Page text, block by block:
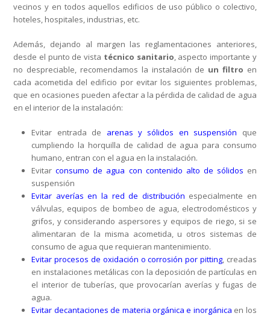
vecinos y en todos aquellos edificios de uso público o colectivo,
hoteles, hospitales, industrias, etc.
Además, dejando al margen las reglamentaciones anteriores,
desde el punto de vista técnico sanitario , aspecto importante y
no despreciable, recomendamos la instalación de un filtro en
cada acometida del edificio por evitar los siguientes problemas,
que en ocasiones pueden afectar a la pérdida de calidad de agua
en el interior de la instalación:
Evitar entrada de arenas y sólidos en suspensión que
cumpliendo la horquilla de calidad de agua para consumo
humano, entran con el agua en la instalación.
Evitarconsumo de agua con contenido alto de sólidos en
suspensión
Evitar averías en la red de distribución especialmente en
válvulas, equipos de bombeo de agua, electrodomésticos y
grifos, y considerando aspersores y equipos de riego, si se
alimentaran de la misma acometida, u otros sistemas de
consumo de agua que requieran mantenimiento.
Evitar procesos de oxidación o corrosión por pitting, creadas
en instalaciones metálicas con la deposición de partículas en
el interior de tuberías, que provocarían averías y fugas de
agua.
Evitar decantaciones de materia orgánica e inorgánica en los